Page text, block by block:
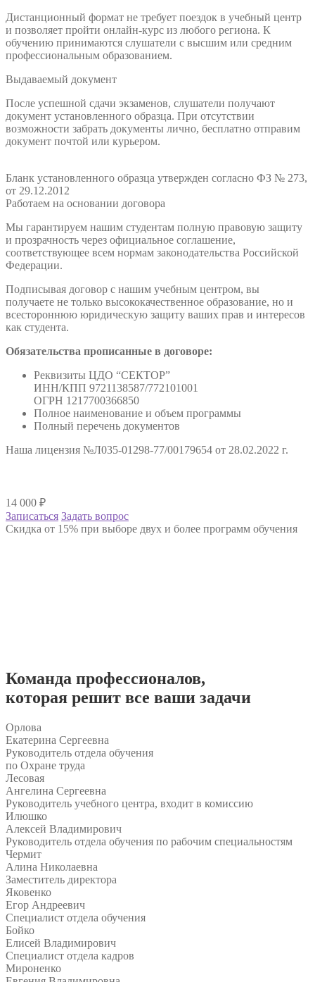
Дистанционный формат не требует поездок в учебный центр
и позволяет пройти онлайн-курс из любого региона. К
обучению принимаются слушатели с высшим или средним
профессиональным образованием.
Выдаваемый документ
После успешной сдачи экзаменов, слушатели получают
документ установленного образца. При отсутствии
возможности забрать документы лично, бесплатно отправим
документ почтой или курьером.
Бланк установленного образца утвержден согласно ФЗ № 273,
от 29.12.2012
Работаем на основании договора
Мы гарантируем нашим студентам полную правовую защиту
и прозрачность через официальное соглашение,
соответствующее всем нормам законодательства Российской
Федерации.
Подписывая договор с нашим учебным центром, вы
получаете не только высококачественное образование, но и
всестороннюю юридическую защиту ваших прав и интересов
как студента.
Обязательства прописанные в договоре:
Реквизиты ЦДО “СЕКТОР”
ИНН/КПП 9721138587/772101001
ОГРН 1217700366850
Полное наименование и объем программы
Полный перечень документов
Наша лицензия №Л035-01298-77/00179654 от 28.02.2022 г.
14 000 ₽
Записаться Задать вопрос
Скидка от 15% при выборе двух и более программ обучения
Команда профессионалов,
которая решит все ваши задачи
Орлова
Екатерина Сергеевна
Руководитель отдела обучения
по Охране труда
Лесовая
Ангелина Сергеевна
Руководитель учебного центра, входит в комиссию
Илюшко
Алексей Владимирович
Руководитель отдела обучения по рабочим специальностям
Чермит
Алина Николаевна
Заместитель директора
Яковенко
Егор Андреевич
Специалист отдела обучения
Бойко
Елисей Владимирович
Специалист отдела кадров
Мироненко